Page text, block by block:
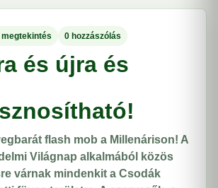
megtekintés 0 hozzászólás
és újra és
flash mob a Millenárison! A
Világnap alkalmából közös
várnak mindenkit a Csodák